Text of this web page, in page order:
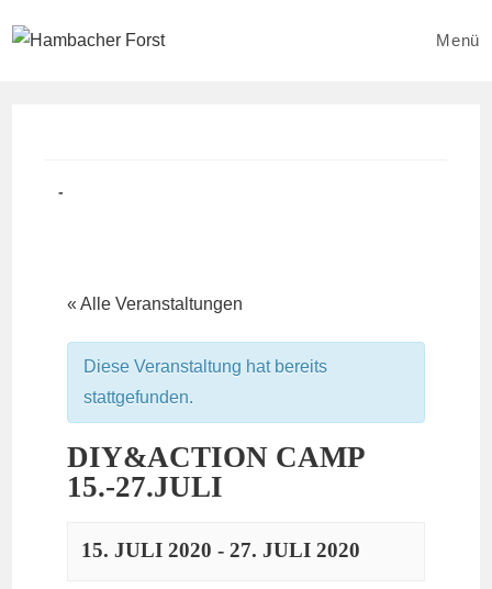
Inhalt
Menü
« Alle Veranstaltungen
Diese Veranstaltung hat bereits
stattgefunden.
DIY&ACTION CAMP
15.-27.JULI
15. JULI 2020 -27. JULI 2020